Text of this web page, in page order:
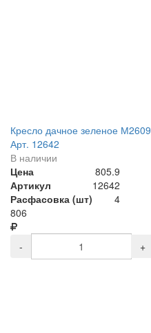
Кресло дачное зеленое М2609
Арт. 12642
В наличии
Цена
805.9
Артикул
12642
Расфасовка (шт)
4
806
- +